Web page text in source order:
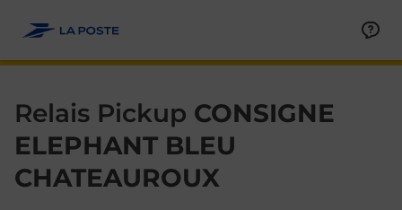
Relais Pickup CONSIGNE
ELEPHANT BLEU
CHATEAUROUX